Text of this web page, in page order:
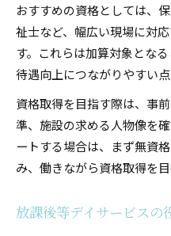
加算制度で重視さ
教員免許や他資格の
教員免許と放課
比較
他資格を活かし
教員免許加算の
医療・福祉系資
資格ごとの仕事
おすすめの資格としては、
祉士など、幅広い現場に対
す。これらは加算対象とな
待遇向上につながりやすい点
資格取得を目指す際は、事
準、施設の求める人物像を
ートする場合は、まず無資
み、働きながら資格取得を
放課後等デイサービスの